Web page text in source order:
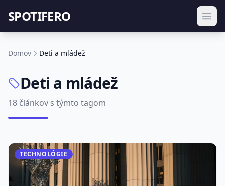
SPOTIFERO
Domov Deti a mládež
Deti a mládež
18 článkov s týmto tagom
TECHNOLÓGIE